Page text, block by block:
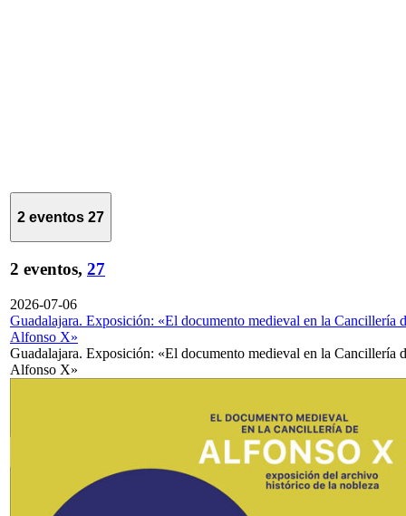
2 eventos 27
2 eventos, 27
2026-07-06
Guadalajara. Exposición: «El documento medieval en la Cancillería
Alfonso X»
Guadalajara. Exposición: «El documento medieval en la Cancillería
Alfonso X»